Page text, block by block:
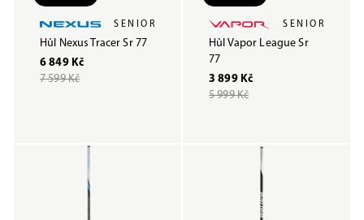
SENIOR
Hůl Nexus Tracer Sr 77
6 849 Kč
7 599 Kč
SENIOR
Hůl Vapor League Sr
77
3 899 Kč
5 999 Kč